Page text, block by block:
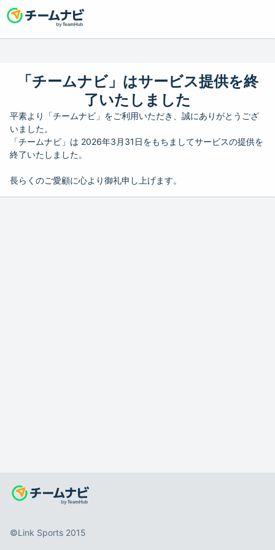
「チームナビ」はサービス提供を終
了いたしました
平素より「チームナビ」をご利用いただき、誠にありがとうござ
いました。
「チームナビ」は 2026年3月31日をもちましてサービスの提供を
終了いたしました。
長らくのご愛顧に心より御礼申し上げます。
©️Link Sports 2015